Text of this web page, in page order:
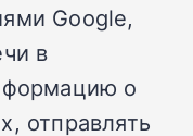
Google,
в
о
отправлять